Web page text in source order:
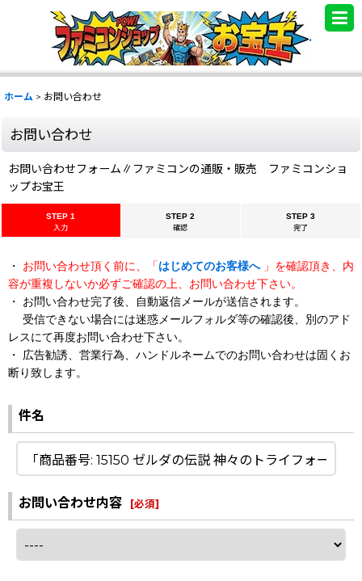
.
ホーム > お問い合わせ
お問い合わせ
お問い合わせフォーム∥ファミコンの通販・販売 ファミコンショ
ップお宝王
STEP 1
入力
STEP 2
確認
STEP 3
完了
・ お問い合わせ頂く前に、「はじめてのお客様へ 」を確認頂き、内
容が重複しないか必ずご確認の上、お問い合わせ下さい。
・ お問い合わせ完了後、自動返信メールが送信されます。
受信できない場合には迷惑メールフォルダ等の確認後、別のアド
レスにて再度お問い合わせ下さい。
・ 広告勧誘、営業行為、ハンドルネームでのお問い合わせは固くお
断り致します。
件名
お問い合わせ内容 [必須]